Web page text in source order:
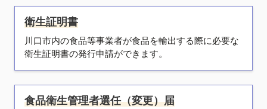
衛生証明書
川口市内の食品等事業者が食品を輸出する際に必要な
衛生証明書の発行申請ができます。
食品衛生管理者選任（変更）届